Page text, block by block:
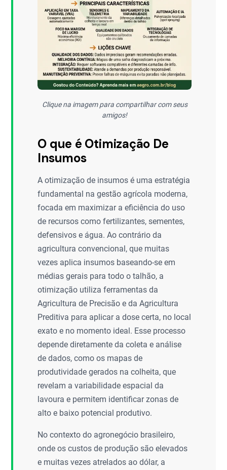
Clique na imagem para compartilhar com seus
amigos!
O que é Otimização De
Insumos
A otimização de insumos é uma estratégia
fundamental na gestão agrícola moderna,
focada em maximizar a eficiência do uso
de recursos como fertilizantes, sementes,
defensivos e água. Ao contrário da
agricultura convencional, que muitas
vezes aplica insumos baseando-se em
médias gerais para todo o talhão, a
otimização utiliza ferramentas da
Agricultura de Precisão e da Agricultura
Preditiva para aplicar a dose certa, no local
exato e no momento ideal. Esse processo
depende diretamente da coleta e análise
de dados, como os mapas de
produtividade gerados na colheita, que
revelam a variabilidade espacial da
lavoura e permitem identificar zonas de
alto e baixo potencial produtivo.
No contexto do agronegócio brasileiro,
onde os custos de produção são elevados
e muitas vezes atrelados ao dólar, a